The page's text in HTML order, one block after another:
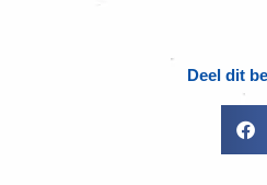
Deel dit